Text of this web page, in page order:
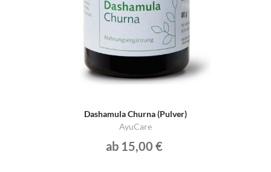
Dashamula Churna (Pulver)
AyuCare
ab 15,00 €